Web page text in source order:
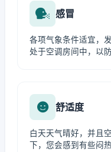
感冒
各项气象条件适宜，
处于空调房间中，以防
舒适度
白天天气晴好，并且
下，您会感到有些闷